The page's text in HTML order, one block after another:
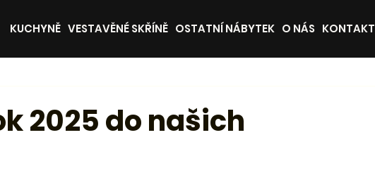
KUCHYNĚ VESTAVĚNÉ SKŘÍNĚ OSTATNÍ NÁBYTEK O NÁS KONTAKT
2025 do našich